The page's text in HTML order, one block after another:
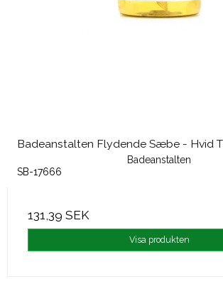
Badeanstalten Flydende Sæbe - Hvid
Badeanstalten
SB-17666
131,39 SEK
Visa produkten